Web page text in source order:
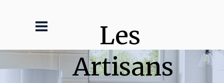
Les
Artisans